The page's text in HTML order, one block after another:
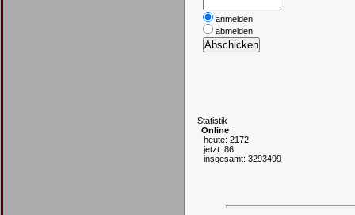
anmelden
abmelden
Statistik
Online
heute: 2172
jetzt: 86
insgesamt: 3293499